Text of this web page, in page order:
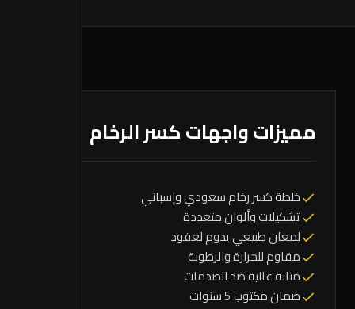
مميزات واجهات كسر الرخام
خلطة كسر رخام سعودي وإسباني
تشكيلات وألوان متعددة
لمعان طبيعي يدوم لعقود
مقاوم للحرارة والرطوبة
متانة عالية ضد الصدمات
ضمان مكتوب 5 سنوات